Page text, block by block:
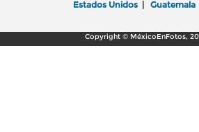
Estados Unidos | Guatemala
Copyright © MéxicoEnFotos,